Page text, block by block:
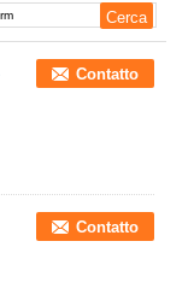
Contatto
Contatto